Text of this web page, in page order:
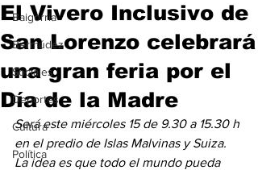
Baigorria
Bermúdez
Sociales
Deportes
Cultura
Política
El Vivero Inclusivo de
San Lorenzo celebrará
una gran feria por el
Día de la Madre
Será este miércoles 15 de 9.30 a 15.30 h
en el predio de Islas Malvinas y Suiza.
La idea es que todo el mundo pueda